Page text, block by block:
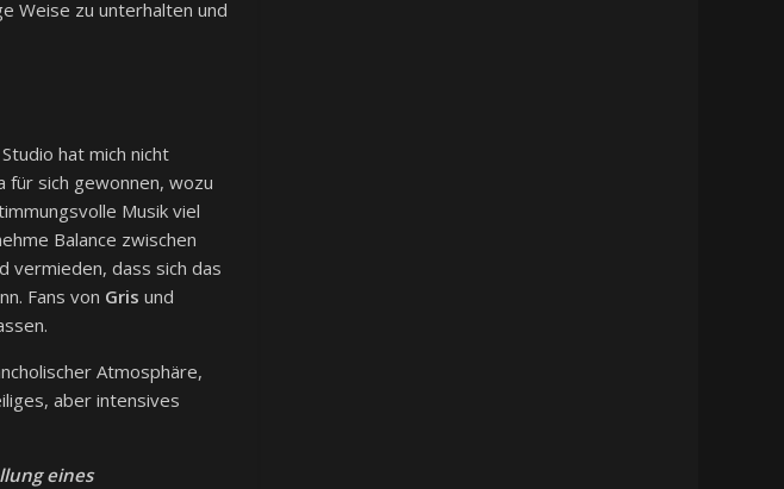
Weise zu unterhalten und
hat mich nicht
für sich gewonnen, wozu
Musik viel
Balance zwischen
vermieden, dass sich das
Fans von Gris und
Atmosphäre,
aber intensives
eines